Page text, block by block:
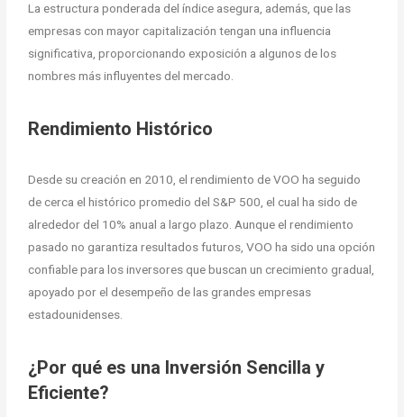
La estructura ponderada del índice asegura, además, que las
empresas con mayor capitalización tengan una influencia
significativa, proporcionando exposición a algunos de los
nombres más influyentes del mercado.
Rendimiento Histórico
Desde su creación en 2010, el rendimiento de VOO ha seguido
de cerca el histórico promedio del S&P 500, el cual ha sido de
alrededor del 10% anual a largo plazo. Aunque el rendimiento
pasado no garantiza resultados futuros, VOO ha sido una opción
confiable para los inversores que buscan un crecimiento gradual,
apoyado por el desempeño de las grandes empresas
estadounidenses.
¿Por qué es una Inversión Sencilla y
Eficiente?